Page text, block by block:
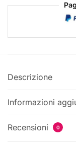
Descrizione
Informazioni
Recensioni 0